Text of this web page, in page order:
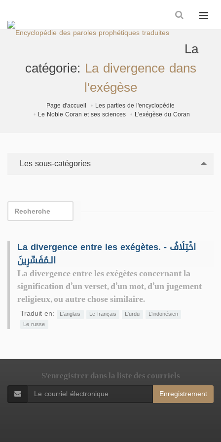
La
catégorie: La divergence dans
l'exégèse
Page d'accueil
Les parties de l'encyclopédie
Le Noble Coran et ses sciences
L'exégèse du Coran
Les sous-catégories
La divergence entre les exégètes. - اخْتِلَافُ
الـمُفَسِّرِينَ
La divergence entre les exégètes concernant la
signification d’un verset, d’un mot, d’un jugement
religieux, ou autre chose similaire.
Traduit en: L'anglais Le français L'urdu
L'indonésien
Le russe
S'enregistrer dans la liste des courriels
Enregistrement